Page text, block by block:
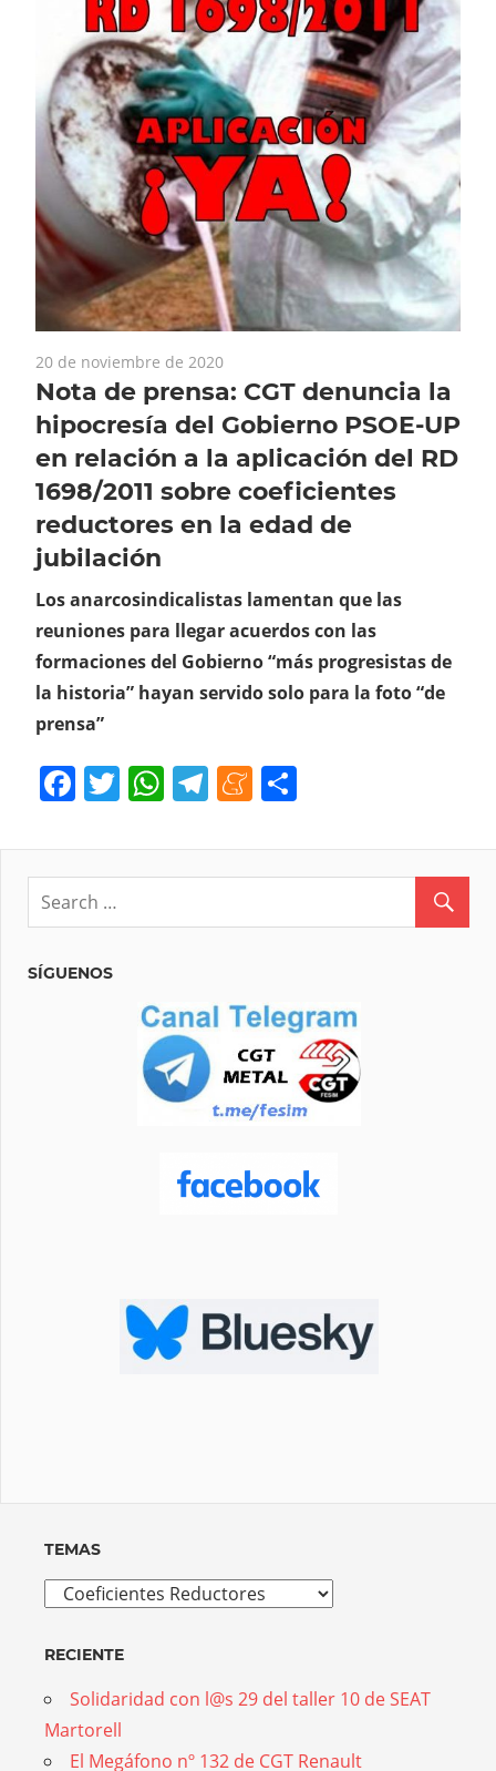
20 de noviembre de 2020
Nota de prensa: CGT denuncia la
hipocresía del Gobierno PSOE-UP
en relación a la aplicación del RD
1698/2011 sobre coeficientes
reductores en la edad de
jubilación
Los anarcosindicalistas lamentan que las
reuniones para llegar acuerdos con las
formaciones del Gobierno “más progresistas de
la historia” hayan servido solo para la foto “de
prensa”
Facebook
Twitter
WhatsApp
Telegram
Meneame
SÍGUENOS
TEMAS
Temas
RECIENTE
Solidaridad con l@s 29 del taller 10 de SEAT
Martorell
El Megáfono nº 132 de CGT Renault